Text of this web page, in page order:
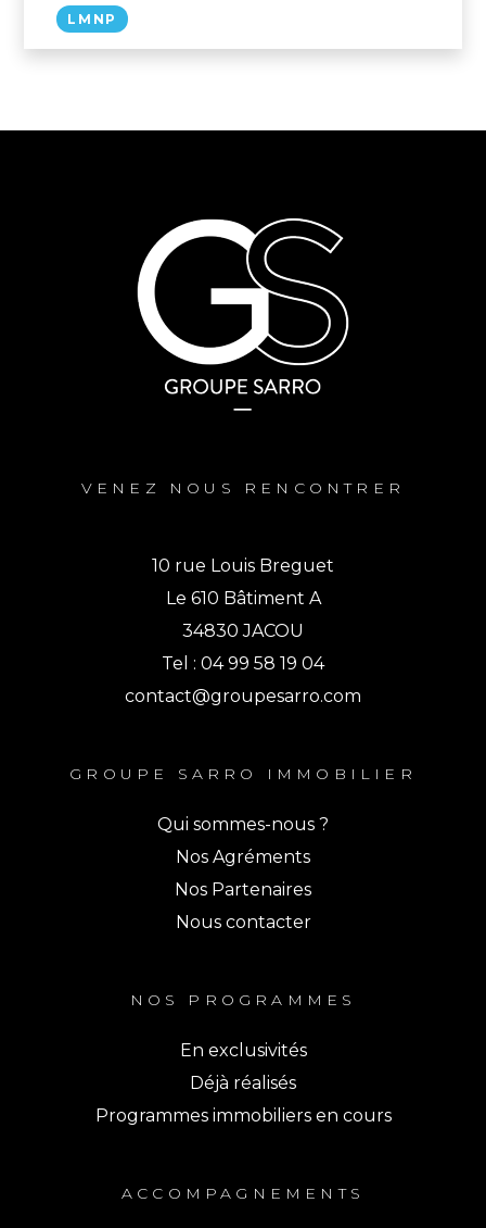
LMNP
VENEZ NOUS RENCONTRER
10 rue Louis Breguet
Le 610 Bâtiment A
34830 JACOU
Tel : 04 99 58 19 04
contact@groupesarro.com
GROUPE SARRO IMMOBILIER
Qui sommes-nous ?
Nos Agréments
Nos Partenaires
Nous contacter
NOS PROGRAMMES
En exclusivités
Déjà réalisés
Programmes immobiliers en cours
ACCOMPAGNEMENTS